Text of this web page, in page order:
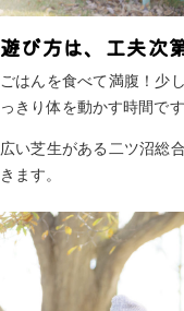
遊び方は、工夫次
ごはんを食べて満腹！少
っきり体を動かす時間です
広い芝生がある二ツ沼総
きます。